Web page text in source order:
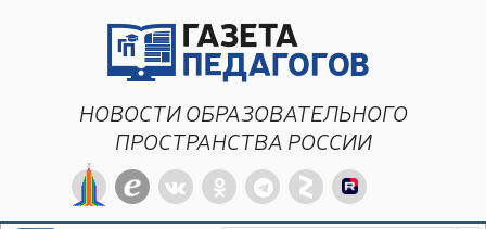
НОВОСТИ ОБРАЗОВАТЕЛЬНОГО
ПРОСТРАНСТВА РОССИИ